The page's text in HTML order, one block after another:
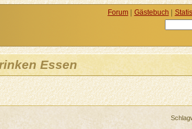
Essen
Forum| Gästebuch |